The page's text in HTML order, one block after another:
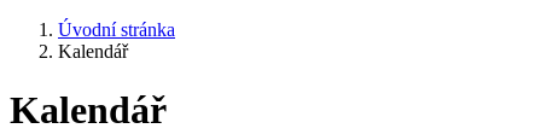
Úvodní stránka
Kalendář
Kalendář